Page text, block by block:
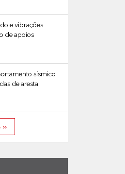
e vibrações
de apoios
sísmico
de aresta
»